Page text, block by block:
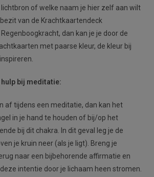
lichtbron of welke naam je hier zelf aan wilt
van de Krachtkaartendeck
dan kan je je door de
met paarse kleur, de kleur bij
hulp bij meditatie:
af tijdens een meditatie, dan kan het
in je hand te houden of bij/op het
bij dit chakra. In dit geval leg je de
je kruin neer (als je ligt). Breng je
naar een bijbehorende affirmatie en
intentie door je lichaam heen stromen.